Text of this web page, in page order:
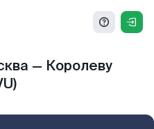
— Королеву